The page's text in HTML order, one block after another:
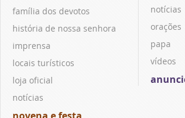
família dos devotos
história de nossa senhora
imprensa
locais turísticos
loja oficial
notícias
novena e festa
notícias
orações
papa
vídeos